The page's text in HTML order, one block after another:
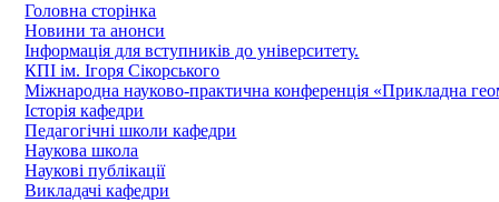
Головна сторінка
Новини та анонси
Інформація для вступників до університету.
КПІ ім. Ігоря Сікорського
Міжнародна науково-практична конференція «Прикладна
Історія кафедри
Педагогічні школи кафедри
Наукова школа
Наукові публікації
Викладачі кафедри